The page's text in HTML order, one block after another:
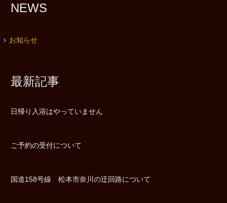
NEWS
お知らせ
最新記事
日帰り入浴はやっていません
ご予約の受付について
国道158号線 松本市奈川の迂回路について